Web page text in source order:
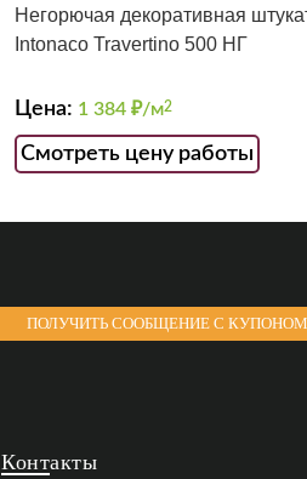
Негорючая декоративная
Intonaco Travertino 500 НГ
Цена: 1 384 ₽/м2
Смотреть цену работы
ПОЛУЧИТЬ СООБЩЕНИЕ С КУПОНОМ
Контакты